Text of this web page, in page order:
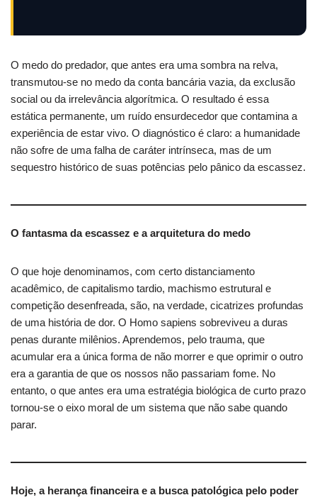
O medo do predador, que antes era uma sombra na relva,
transmutou-se no medo da conta bancária vazia, da exclusão
social ou da irrelevância algorítmica. O resultado é essa
estática permanente, um ruído ensurdecedor que contamina a
experiência de estar vivo. O diagnóstico é claro: a humanidade
não sofre de uma falha de caráter intrínseca, mas de um
sequestro histórico de suas potências pelo pânico da escassez.
O fantasma da escassez e a arquitetura do medo
O que hoje denominamos, com certo distanciamento
acadêmico, de capitalismo tardio, machismo estrutural e
competição desenfreada, são, na verdade, cicatrizes profundas
de uma história de dor. O Homo sapiens sobreviveu a duras
penas durante milênios. Aprendemos, pelo trauma, que
acumular era a única forma de não morrer e que oprimir o outro
era a garantia de que os nossos não passariam fome. No
entanto, o que antes era uma estratégia biológica de curto prazo
tornou-se o eixo moral de um sistema que não sabe quando
parar.
Hoje, a herança financeira e a busca patológica pelo poder